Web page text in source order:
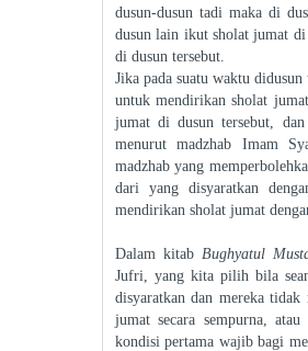
dusun-dusun tadi maka di
dusun lain ikut sholat jumat di
di dusun tersebut.
Jika pada suatu waktu
untuk mendirikan sholat
jumat di dusun tersebut,
menurut madzhab Imam
madzhab yang
dari yang disyaratkan
mendirikan sholat jumat
Dalam kitab Bughyatul
Jufri, yang kita pilih bila
disyaratkan dan mereka
jumat secara sempurna,
kondisi pertama wajib bagi